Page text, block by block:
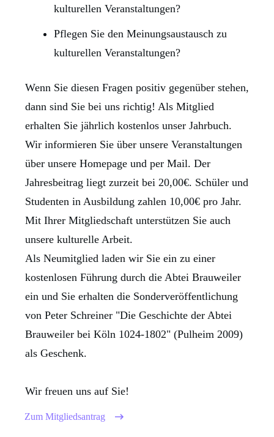
kulturellen Veranstaltungen?
Pflegen Sie den Meinungsaustausch zu
kulturellen Veranstaltungen?
Wenn Sie diesen Fragen positiv gegenüber stehen,
dann sind Sie bei uns richtig! Als Mitglied
erhalten Sie jährlich kostenlos unser Jahrbuch.
Wir informieren Sie über unsere Veranstaltungen
über unsere Homepage und per Mail. Der
Jahresbeitrag liegt zurzeit bei 20,00€. Schüler und
Studenten in Ausbildung zahlen 10,00€ pro Jahr.
Mit Ihrer Mitgliedschaft unterstützen Sie auch
unsere kulturelle Arbeit.
Als Neumitglied laden wir Sie ein zu einer
kostenlosen Führung durch die Abtei Brauweiler
ein und Sie erhalten die Sonderveröffentlichung
von Peter Schreiner "Die Geschichte der Abtei
Brauweiler bei Köln 1024-1802" (Pulheim 2009)
als Geschenk.
Wir freuen uns auf Sie!
Zum Mitgliedsantrag